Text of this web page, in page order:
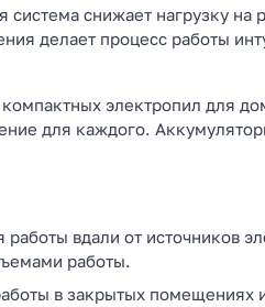
снижает нагрузку на
делает процесс работы
электропил для
для каждого.
вдали от источников
работы.
в закрытых помещениях